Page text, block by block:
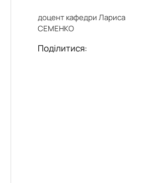
доцент кафедри Лариса
СЕМЕНКО
Поділитися: